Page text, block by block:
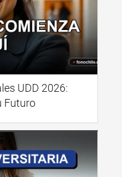
UDD 2026:
Futuro